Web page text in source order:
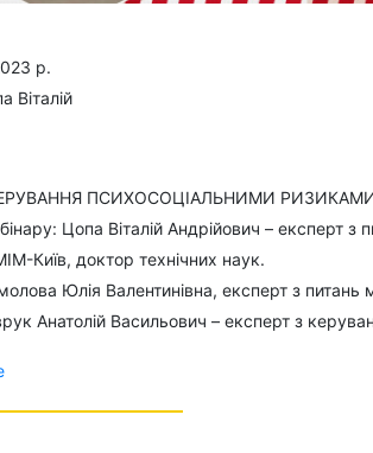
р.
Віталій
ПСИХОСОЦІАЛЬНИМИ
Цопа Віталій Андрійович – експерт
Київ, доктор технічних наук.
Юлія Валентинівна, експерт з питань
Анатолій Васильович – експерт з